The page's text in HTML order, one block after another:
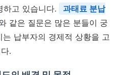
하고 있습니다.
과태료 분납
같은 질문은 많은 분들이 궁
납부자의 경제적 상황을 고
.